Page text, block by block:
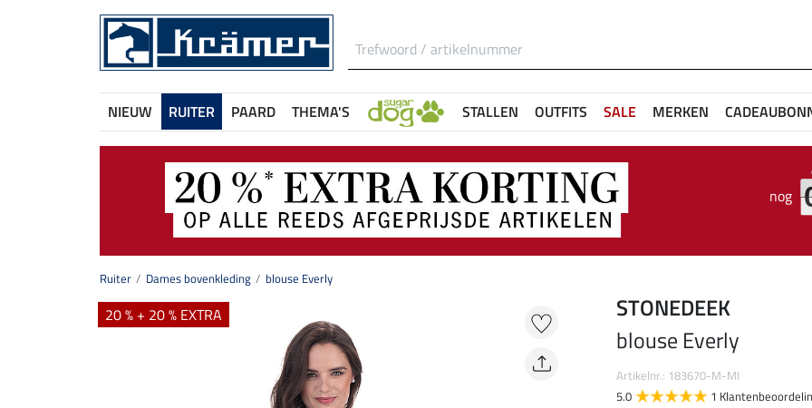
NIEUW RUITER PAARD THEMA'S STALLEN OUTFITS SALE MERKEN
nog
Ruiter Dames bovenkleding blouse Everly
20 % + 20 % EXTRA
STONEDEEK
blouse Everly
Artikelnr.: 183670-M-MI
5.0
1